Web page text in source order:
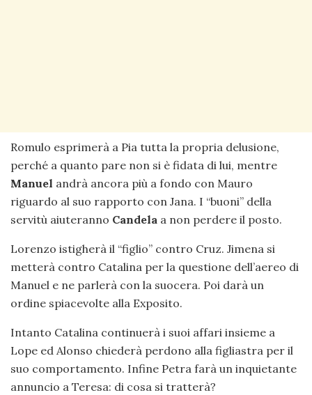
Romulo esprimerà a Pia tutta la propria delusione,
perché a quanto pare non si è fidata di lui, mentre
Manuel andrà ancora più a fondo con Mauro
riguardo al suo rapporto con Jana. I “buoni” della
servitù aiuteranno Candela a non perdere il posto.
Lorenzo istigherà il “figlio” contro Cruz. Jimena si
metterà contro Catalina per la questione dell’aereo di
Manuel e ne parlerà con la suocera. Poi darà un
ordine spiacevolte alla Exposito.
Intanto Catalina continuerà i suoi affari insieme a
Lope ed Alonso chiederà perdono alla figliastra per il
suo comportamento. Infine Petra farà un inquietante
annuncio a Teresa: di cosa si tratterà?